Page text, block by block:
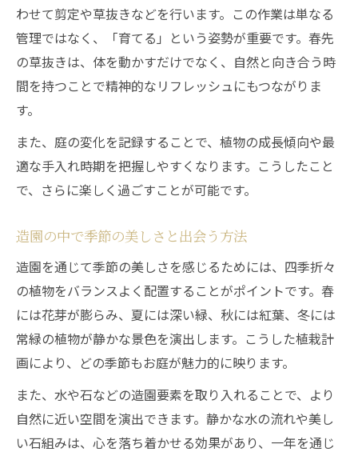
わせて剪定や草抜きなどを行います。この作業は単なる
管理ではなく、「育てる」という姿勢が重要です。春先
の草抜きは、体を動かすだけでなく、自然と向き合う時
間を持つことで精神的なリフレッシュにもつながりま
す。
また、庭の変化を記録することで、植物の成長傾向や最
適な手入れ時期を把握しやすくなります。こうしたこと
で、さらに楽しく過ごすことが可能です。
造園の中で季節の美しさと出会う方法
造園を通じて季節の美しさを感じるためには、四季折々
の植物をバランスよく配置することがポイントです。春
には花芽が膨らみ、夏には深い緑、秋には紅葉、冬には
常緑の植物が静かな景色を演出します。こうした植栽計
画により、どの季節もお庭が魅力的に映ります。
また、水や石などの造園要素を取り入れることで、より
自然に近い空間を演出できます。静かな水の流れや美し
い石組みは、心を落ち着かせる効果があり、一年を通じ